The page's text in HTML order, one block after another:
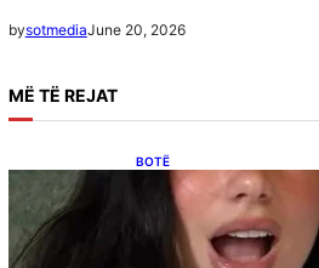
bysotmediaJune 20, 2026
MË TË REJAT
BOTË
Besnik Qaka
Dua Lipës: “Një
botërorë”